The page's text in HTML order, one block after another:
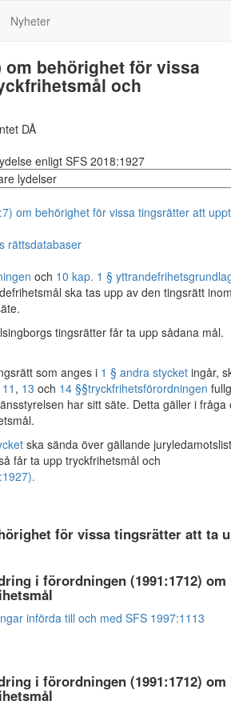
Nyheter
om behörighet för vissa
och
DÅ
enligt SFS 2018:1927
om behörighet för vissa tingsrätter att
rättsdatabaser
och 10 kap. 1 §
ska tas upp av den tingsrätt inom
tingsrätter får ta upp sådana mål.
som anges i 1 § andra stycket ingår,
11 , 13 och 14 §§tryckfrihetsförordningen
har sitt säte. Detta gäller i fråga
ska sända över gällande
får ta upp tryckfrihetsmål och
för vissa tingsrätter att
i förordningen (1991:1712)
införda till och med SFS 1997:1113
i förordningen (1991:1712)